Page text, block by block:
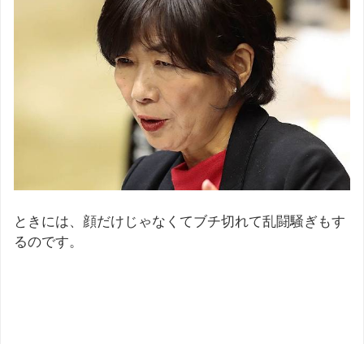
ときには、顔だけじゃなくてブチ切れて乱闘騒ぎもす
るのです。